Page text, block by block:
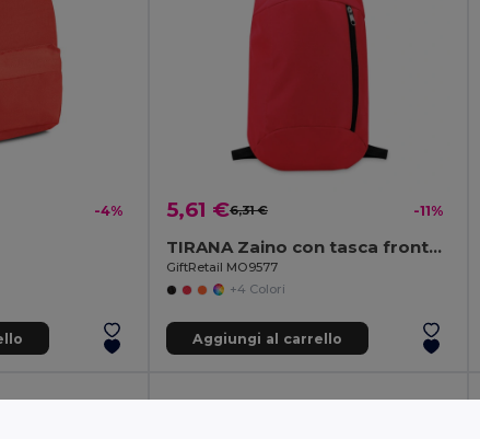
-4% 5,61 €6,31 € -11%
TIRANA Zaino con tasca frontale
GiftRetail MO9577
+4 Colori
Aggiungi al carrello